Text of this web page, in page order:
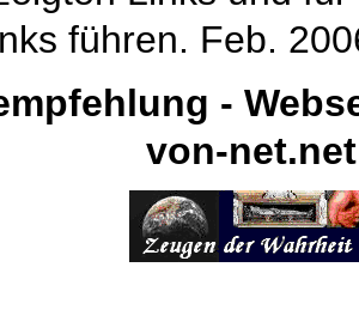
führen. Feb.
-
von-net.net